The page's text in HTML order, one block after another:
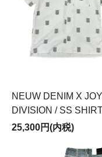
NEUW DENIM X JOY
DIVISION / SS
25,300円(内税)